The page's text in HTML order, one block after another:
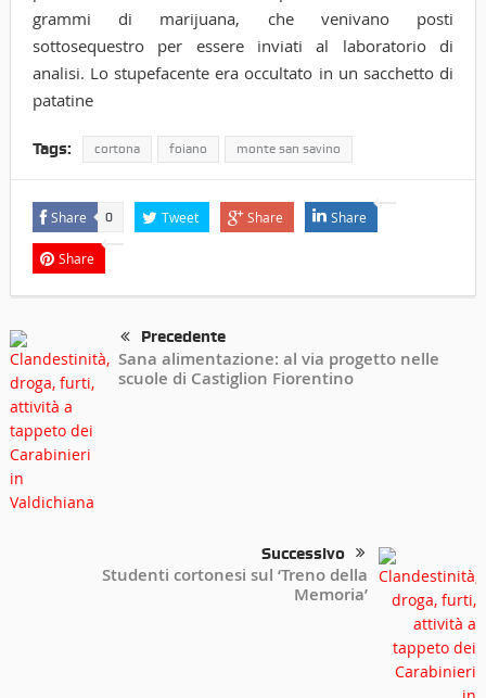
grammi di marijuana, che venivano posti
sottosequestro per essere inviati al laboratorio di
analisi. Lo stupefacente era occultato in un sacchetto di
patatine
Tags: cortona foiano monte san savino
Share 0 Tweet Share Share
Share
Precedente
Sana alimentazione: al via progetto nelle
scuole di Castiglion Fiorentino
Successivo
Studenti cortonesi sul ‘Treno della
Memoria’